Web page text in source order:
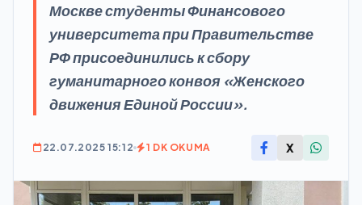
Москве студенты Финансового
университета при Правительстве
РФ присоединились к сбору
гуманитарного конвоя «Женского
движения Единой России».
22.07.2025 15:12 1 DK OKUMA X